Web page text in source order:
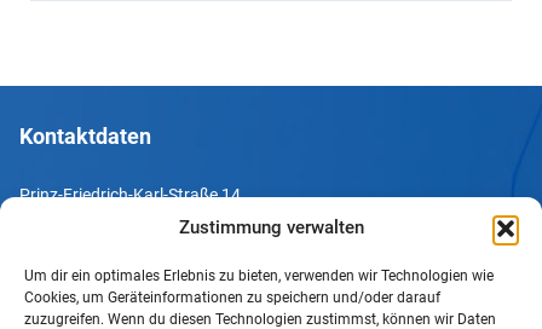
Zustimmung verwalten
Um dir ein optimales Erlebnis zu bieten, verwenden wir Technologien wie
Cookies, um Geräteinformationen zu speichern und/oder darauf
zuzugreifen. Wenn du diesen Technologien zustimmst, können wir Daten
Kontaktdaten
Prinz-Friedrich-Karl-Straße 14
Tel. +49 231 952052-10
Fax +49 231 952052-60